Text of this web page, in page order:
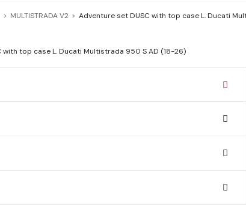
MULTISTRADA V2 Adventure set DUSC with top case L. Ducati